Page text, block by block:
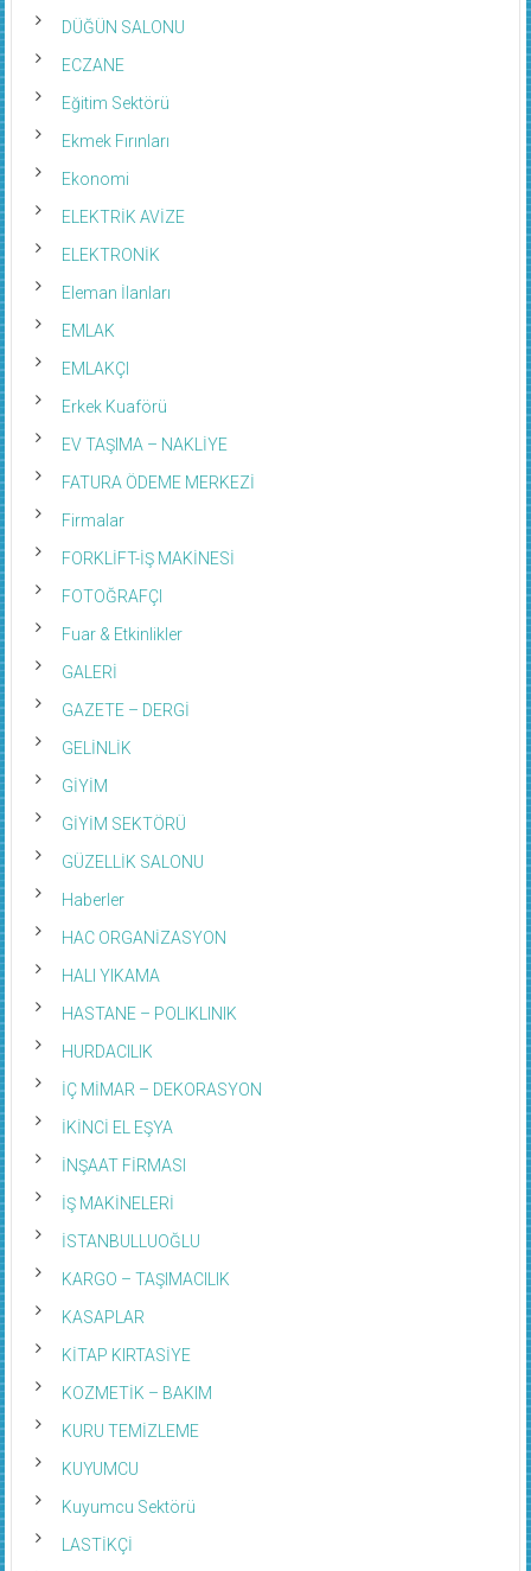
DÜĞÜN SALONU
ECZANE
Eğitim Sektörü
Ekmek Fırınları
Ekonomi
ELEKTRİK AVİZE
ELEKTRONİK
Eleman İlanları
EMLAK
EMLAKÇI
Erkek Kuaförü
EV TAŞIMA – NAKLİYE
FATURA ÖDEME MERKEZİ
Firmalar
FORKLİFT-İŞ MAKİNESİ
FOTOĞRAFÇI
Fuar & Etkinlikler
GALERİ
GAZETE – DERGİ
GELİNLİK
GİYİM
GİYİM SEKTÖRÜ
GÜZELLİK SALONU
Haberler
HAC ORGANİZASYON
HALI YIKAMA
HASTANE – POLIKLINIK
HURDACILIK
İÇ MİMAR – DEKORASYON
İKİNCİ EL EŞYA
İNŞAAT FİRMASI
İŞ MAKİNELERİ
İSTANBULLUOĞLU
KARGO – TAŞIMACILIK
KASAPLAR
KİTAP KIRTASİYE
KOZMETİK – BAKIM
KURU TEMİZLEME
KUYUMCU
Kuyumcu Sektörü
LASTİKÇİ